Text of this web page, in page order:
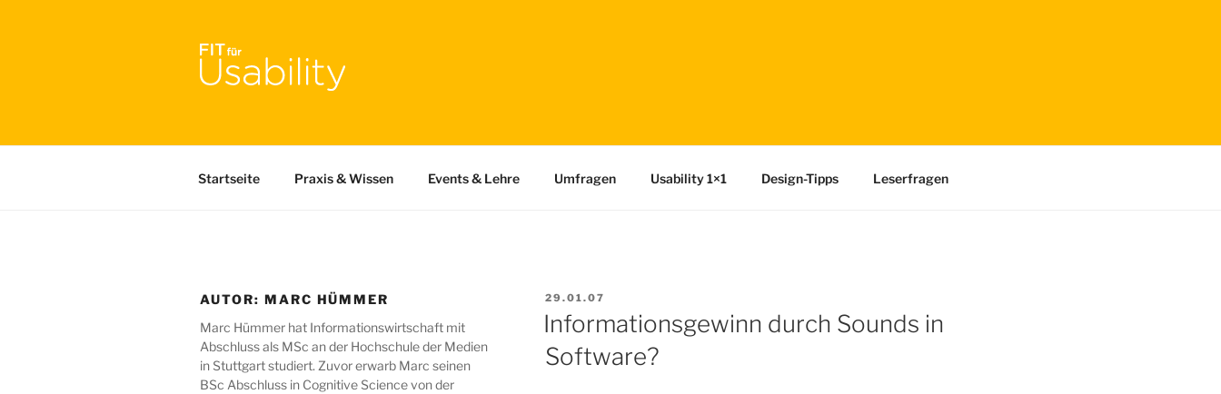
Startseite Praxis & Wissen Events & Lehre Umfragen Usability 1×1 Design-Tipps Leserfragen
AUTOR: MARC HÜMMER
Marc Hümmer hat Informationswirtschaft mit
Abschluss als MSc an der Hochschule der Medien
in Stuttgart studiert. Zuvor erwarb Marc seinen
BSc Abschluss in Cognitive Science von der
VERÖFFENTLICHT
AM
29.01.07
Informationsgewinn durch Sounds in
Software?